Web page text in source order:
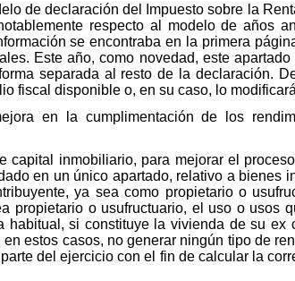
de declaración del Impuesto sobre la
respecto al modelo de años
se encontraba en la primera
Este año, como novedad, este
separada al resto de la declaración.
fiscal disponible o, en su caso, lo
en la cumplimentación de los
capital inmobiliario, para mejorar el
en un único apartado, relativo a bienes
ya sea como propietario o
propietario o usufructuario, el uso o usos
habitual, si constituye la vivienda de su
estos casos, no generar ningún tipo de
del ejercicio con el fin de calcular la